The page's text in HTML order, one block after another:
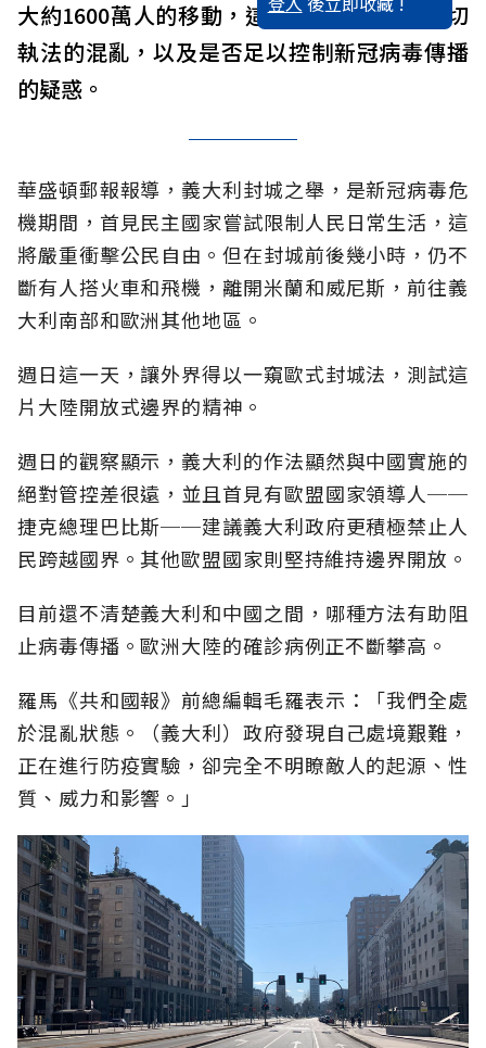
大約1600萬人的移動，這項舉措引發如何確切
執法的混亂，以及是否足以控制新冠病毒傳播
的疑惑。
華盛頓郵報報導，義大利封城之舉，是新冠病毒危
機期間，首見民主國家嘗試限制人民日常生活，這
將嚴重衝擊公民自由。但在封城前後幾小時，仍不
斷有人搭火車和飛機，離開米蘭和威尼斯，前往義
大利南部和歐洲其他地區。
週日這一天，讓外界得以一窺歐式封城法，測試這
片大陸開放式邊界的精神。
週日的觀察顯示，義大利的作法顯然與中國實施的
絕對管控差很遠，並且首見有歐盟國家領導人──
捷克總理巴比斯──建議義大利政府更積極禁止人
民跨越國界。其他歐盟國家則堅持維持邊界開放。
目前還不清楚義大利和中國之間，哪種方法有助阻
止病毒傳播。歐洲大陸的確診病例正不斷攀高。
羅馬《共和國報》前總編輯毛羅表示：「我們全處
於混亂狀態。（義大利）政府發現自己處境艱難，
正在進行防疫實驗，卻完全不明瞭敵人的起源、性
質、威力和影響。」